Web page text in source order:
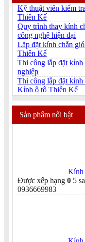
Kỹ thuật viên kiểm
Thiên Kế
Quy trình thay kính
công nghệ hiện đại
Lắp đặt kính chắn
Thiên Kế
Thi công lắp đặt kính
nghiệp
Thi công lắp đặt
Kính ô tô Thiên Kế
Sản phẩm nổi bật
Kính
Được xếp hạng 0 5
0936669983